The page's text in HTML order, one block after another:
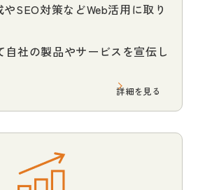
SEO対策などWeb活用に取り
自社の製品やサービスを宣伝し
詳細を見る